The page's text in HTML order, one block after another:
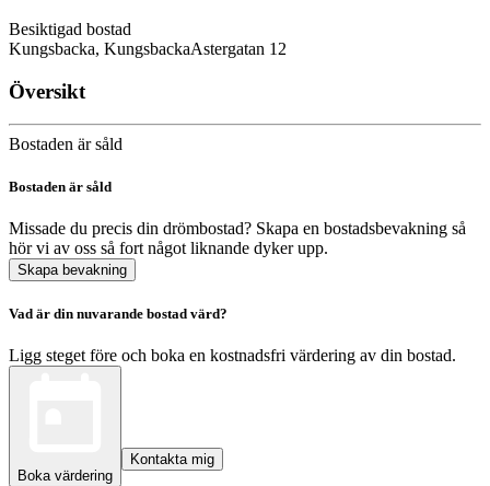
Besiktigad bostad
Kungsbacka, KungsbackaAstergatan 12
Översikt
Bostaden är såld
Bostaden är såld
Missade du precis din drömbostad? Skapa en bostadsbevakning så
hör vi av oss så fort något liknande dyker upp.
Skapa bevakning
Vad är din nuvarande bostad värd?
Ligg steget före och boka en kostnadsfri värdering av din bostad.
Boka värdering
Kontakta mig